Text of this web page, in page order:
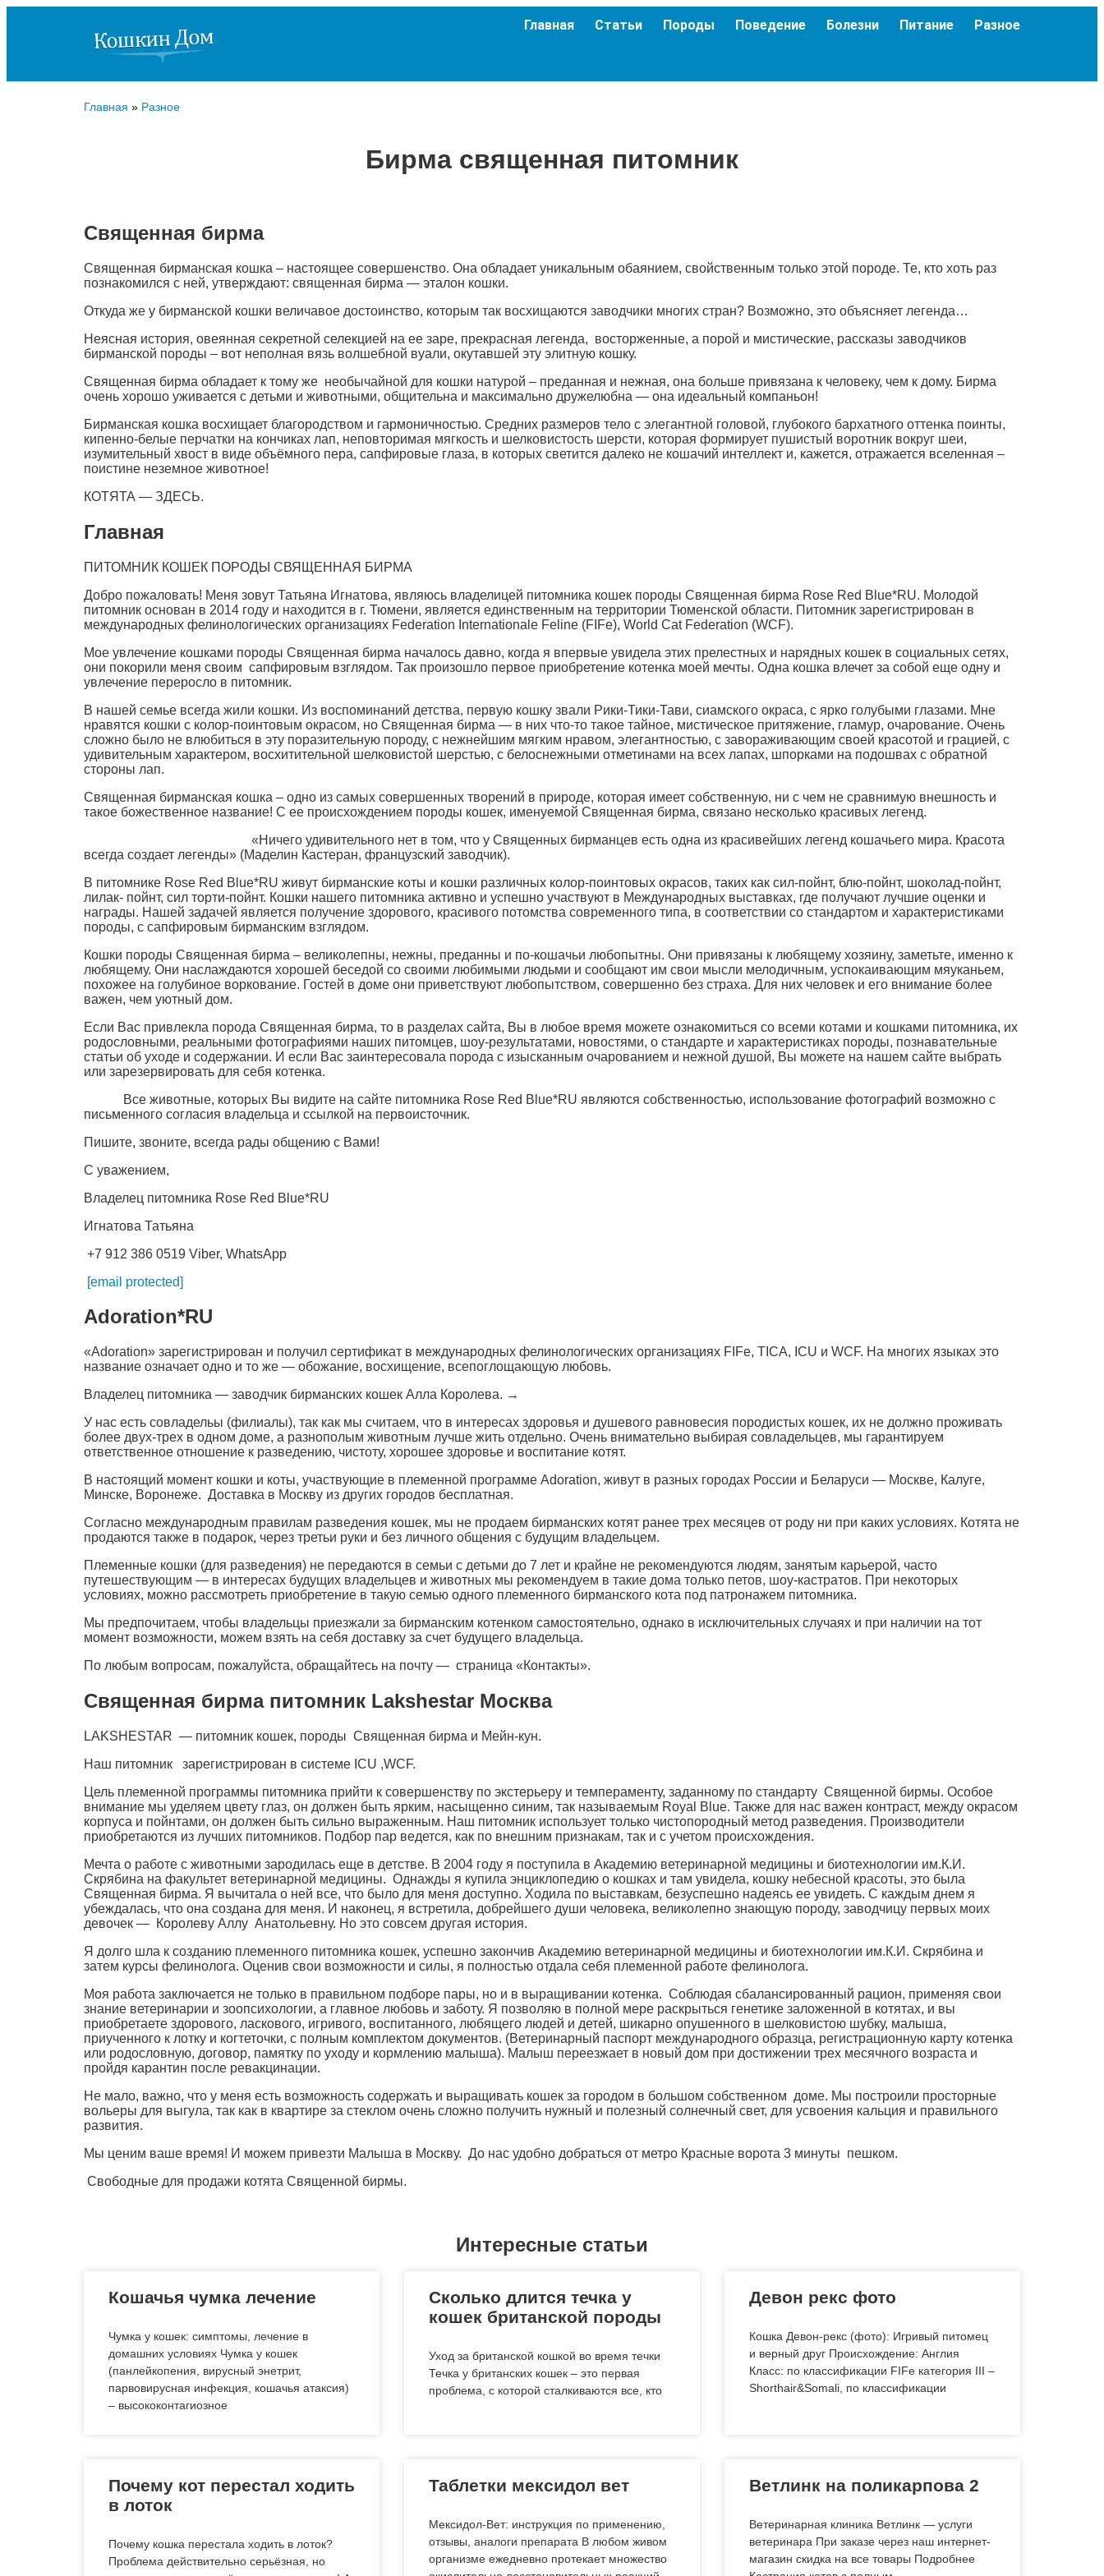
Главная Статьи Породы Поведение Болезни Питание Разное
Главная » Разное
Бирма священная питомник
Священная бирма
Священная бирманская кошка – настоящее совершенство. Она обладает уникальным обаянием, свойственным только этой породе. Те, кто хоть раз
познакомился с ней, утверждают: священная бирма — эталон кошки.
Откуда же у бирманской кошки величавое достоинство, которым так восхищаются заводчики многих стран? Возможно, это объясняет легенда…
Неясная история, овеянная секретной селекцией на ее заре, прекрасная легенда, восторженные, а порой и мистические, рассказы заводчиков
бирманской породы – вот неполная вязь волшебной вуали, окутавшей эту элитную кошку.
Священная бирма обладает к тому же необычайной для кошки натурой – преданная и нежная, она больше привязана к человеку, чем к дому. Бирма
очень хорошо уживается с детьми и животными, общительна и максимально дружелюбна — она идеальный компаньон!
Бирманская кошка восхищает благородством и гармоничностью. Средних размеров тело с элегантной головой, глубокого бархатного оттенка поинты,
кипенно-белые перчатки на кончиках лап, неповторимая мягкость и шелковистость шерсти, которая формирует пушистый воротник вокруг шеи,
изумительный хвост в виде объёмного пера, сапфировые глаза, в которых светится далеко не кошачий интеллект и, кажется, отражается вселенная –
поистине неземное животное!
КОТЯТА — ЗДЕСЬ.
Главная
ПИТОМНИК КОШЕК ПОРОДЫ СВЯЩЕННАЯ БИРМА
Добро пожаловать! Меня зовут Татьяна Игнатова, являюсь владелицей питомника кошек породы Священная бирма Rose Red Blue*RU. Молодой
питомник основан в 2014 году и находится в г. Тюмени, является единственным на территории Тюменской области. Питомник зарегистрирован в
международных фелинологических организациях Federation Internationale Feline (FIFe), World Cat Federation (WCF).
Мое увлечение кошками породы Священная бирма началось давно, когда я впервые увидела этих прелестных и нарядных кошек в социальных сетях,
они покорили меня своим сапфировым взглядом. Так произошло первое приобретение котенка моей мечты. Одна кошка влечет за собой еще одну и
увлечение переросло в питомник.
В нашей семье всегда жили кошки. Из воспоминаний детства, первую кошку звали Рики-Тики-Тави, сиамского окраса, с ярко голубыми глазами. Мне
нравятся кошки с колор-поинтовым окрасом, но Священная бирма — в них что-то такое тайное, мистическое притяжение, гламур, очарование. Очень
сложно было не влюбиться в эту поразительную породу, с нежнейшим мягким нравом, элегантностью, с завораживающим своей красотой и грацией, с
удивительным характером, восхитительной шелковистой шерстью, с белоснежными отметинами на всех лапах, шпорками на подошвах с обратной
стороны лап.
Священная бирманская кошка – одно из самых совершенных творений в природе, которая имеет собственную, ни с чем не сравнимую внешность и
такое божественное название! С ее происхождением породы кошек, именуемой Священная бирма, связано несколько красивых легенд.
«Ничего удивительного нет в том, что у Священных бирманцев есть одна из красивейших легенд кошачьего мира. Красота
всегда создает легенды» (Маделин Кастеран, французский заводчик).
В питомнике Rose Red Blue*RU живут бирманские коты и кошки различных колор-поинтовых окрасов, таких как сил-пойнт, блю-пойнт, шоколад-пойнт,
лилак- пойнт, сил торти-пойнт. Кошки нашего питомника активно и успешно участвуют в Международных выставках, где получают лучшие оценки и
награды. Нашей задачей является получение здорового, красивого потомства современного типа, в соответствии со стандартом и характеристиками
породы, с сапфировым бирманским взглядом.
Кошки породы Священная бирма – великолепны, нежны, преданны и по-кошачьи любопытны. Они привязаны к любящему хозяину, заметьте, именно к
любящему. Они наслаждаются хорошей беседой со своими любимыми людьми и сообщают им свои мысли мелодичным, успокаивающим мяуканьем,
похожее на голубиное воркование. Гостей в доме они приветствуют любопытством, совершенно без страха. Для них человек и его внимание более
важен, чем уютный дом.
Если Вас привлекла порода Священная бирма, то в разделах сайта, Вы в любое время можете ознакомиться со всеми котами и кошками питомника, их
родословными, реальными фотографиями наших питомцев, шоу-результатами, новостями, о стандарте и характеристиках породы, познавательные
статьи об уходе и содержании. И если Вас заинтересовала порода с изысканным очарованием и нежной душой, Вы можете на нашем сайте выбрать
или зарезервировать для себя котенка.
Все животные, которых Вы видите на сайте питомника Rose Red Blue*RU являются собственностью, использование фотографий возможно с
письменного согласия владельца и ссылкой на первоисточник.
Пишите, звоните, всегда рады общению с Вами!
С уважением,
Владелец питомника Rose Red Blue*RU
Игнатова Татьяна
+7 912 386 0519 Viber, WhatsApp
[email protected]
Adoration*RU
«Adoration» зарегистрирован и получил сертификат в международных фелинологических организациях FIFe, TICA, ICU и WCF. На многих языках это
название означает одно и то же — обожание, восхищение, всепоглощающую любовь.
Владелец питомника — заводчик бирманских кошек Алла Королева. →
У нас есть совладельы (филиалы), так как мы считаем, что в интересах здоровья и душевого равновесия породистых кошек, их не должно проживать
более двух-трех в одном доме, а разнополым животным лучше жить отдельно. Очень внимательно выбирая совладельцев, мы гарантируем
ответственное отношение к разведению, чистоту, хорошее здоровье и воспитание котят.
В настоящий момент кошки и коты, участвующие в племенной программе Adoration, живут в разных городах России и Беларуси — Москве, Калуге,
Минске, Воронеже. Доставка в Москву из других городов бесплатная.
Согласно международным правилам разведения кошек, мы не продаем бирманских котят ранее трех месяцев от роду ни при каких условиях. Котята не
продаются также в подарок, через третьи руки и без личного общения с будущим владельцем.
Племенные кошки (для разведения) не передаются в семьи с детьми до 7 лет и крайне не рекомендуются людям, занятым карьерой, часто
путешествующим — в интересах будущих владельцев и животных мы рекомендуем в такие дома только петов, шоу-кастратов. При некоторых
условиях, можно рассмотреть приобретение в такую семью одного племенного бирманского кота под патронажем питомника.
Мы предпочитаем, чтобы владельцы приезжали за бирманским котенком самостоятельно, однако в исключительных случаях и при наличии на тот
момент возможности, можем взять на себя доставку за счет будущего владельца.
По любым вопросам, пожалуйста, обращайтесь на почту — страница «Контакты».
Священная бирма питомник Lakshestar Москва
LAKSHESTAR — питомник кошек, породы Священная бирма и Мейн-кун.
Наш питомник зарегистрирован в системе ICU ,WCF.
Цель племенной программы питомника прийти к совершенству по экстерьеру и темпераменту, заданному по стандарту Священной бирмы. Особое
внимание мы уделяем цвету глаз, он должен быть ярким, насыщенно синим, так называемым Royal Blue. Также для нас важен контраст, между окрасом
корпуса и пойнтами, он должен быть сильно выраженным. Наш питомник использует только чистопородный метод разведения. Производители
приобретаются из лучших питомников. Подбор пар ведется, как по внешним признакам, так и с учетом происхождения.
Мечта о работе с животными зародилась еще в детстве. В 2004 году я поступила в Академию ветеринарной медицины и биотехнологии им.К.И.
Скрябина на факультет ветеринарной медицины. Однажды я купила энциклопедию о кошках и там увидела, кошку небесной красоты, это была
Священная бирма. Я вычитала о ней все, что было для меня доступно. Ходила по выставкам, безуспешно надеясь ее увидеть. С каждым днем я
убеждалась, что она создана для меня. И наконец, я встретила, добрейшего души человека, великолепно знающую породу, заводчицу первых моих
девочек — Королеву Аллу Анатольевну. Но это совсем другая история.
Я долго шла к созданию племенного питомника кошек, успешно закончив Академию ветеринарной медицины и биотехнологии им.К.И. Скрябина и
затем курсы фелинолога. Оценив свои возможности и силы, я полностью отдала себя племенной работе фелинолога.
Моя работа заключается не только в правильном подборе пары, но и в выращивании котенка. Соблюдая сбалансированный рацион, применяя свои
знание ветеринарии и зоопсихологии, а главное любовь и заботу. Я позволяю в полной мере раскрыться генетике заложенной в котятах, и вы
приобретаете здорового, ласкового, игривого, воспитанного, любящего людей и детей, шикарно опушенного в шелковистою шубку, малыша,
приученного к лотку и когтеточки, с полным комплектом документов. (Ветеринарный паспорт международного образца, регистрационную карту котенка
или родословную, договор, памятку по уходу и кормлению малыша). Малыш переезжает в новый дом при достижении трех месячного возраста и
пройдя карантин после ревакцинации.
Не мало, важно, что у меня есть возможность содержать и выращивать кошек за городом в большом собственном доме. Мы построили просторные
вольеры для выгула, так как в квартире за стеклом очень сложно получить нужный и полезный солнечный свет, для усвоения кальция и правильного
развития.
Мы ценим ваше время! И можем привезти Малыша в Москву. До нас удобно добраться от метро Красные ворота 3 минуты пешком.
Свободные для продажи котята Священной бирмы.
Интересные статьи
Кошачья чумка лечение
Чумка у кошек: симптомы, лечение в
домашних условиях Чумка у кошек
(панлейкопения, вирусный энетрит,
парвовирусная инфекция, кошачья атаксия)
– высококонтагиозное
Сколько длится течка у
кошек британской породы
Уход за британской кошкой во время течки
Течка у британских кошек – это первая
проблема, с которой сталкиваются все, кто
Девон рекс фото
Кошка Девон-рекс (фото): Игривый питомец
и верный друг Происхождение: Англия
Класс: по классификации FIFe категория III –
Shorthair&Somali, по классификации
Почему кот перестал ходить
в лоток
Почему кошка перестала ходить в лоток?
Проблема действительно серьёзная, но
Таблетки мексидол вет
Мексидол-Вет: инструкция по применению,
отзывы, аналоги препарата В любом живом
организме ежедневно протекает множество
Ветлинк на поликарпова 2
Ветеринарная клиника Ветлинк — услуги
ветеринара При заказе через наш интернет-
магазин скидка на все товары Подробнее